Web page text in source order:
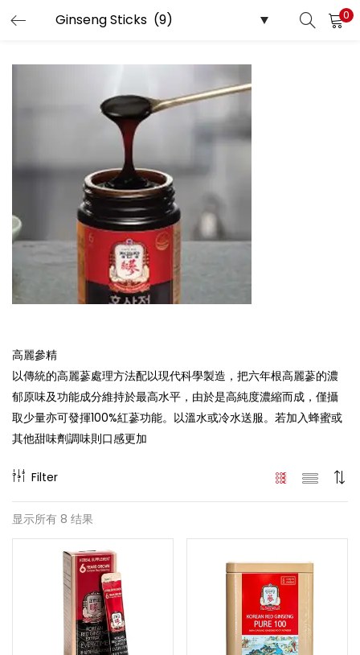
0
高麗參精
以傳統的高麗蔘處理方法配以現代科學製造，把六年根高麗蔘的濃
郁原味及功能成分維持於最高水平，由於是高純度濃縮而成，僅攝
取少量亦可發揮100%紅蔘功能。以溫水或冷水送服。若加入蜂蜜或
其他甜味劑調味則口感更加
Filter
显示所有 8 结果
LOGIN REGISTER
Enter your username and password to login.
Remember me
Login
Lost password?